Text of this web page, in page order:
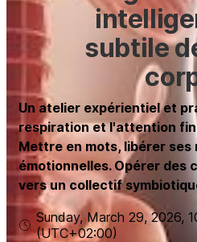
subtile
Un atelier expérientiel et
respiration et l'attention
Mettre en mots, libérer ses
émotionnelles. Opérer des
vers un collectif
Sunday, March 29, 2026,
(UTC+02:00)